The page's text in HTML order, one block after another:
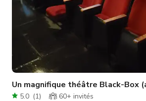
Un magnifique théâtre Black-Box
5.0 (1) 60+ invités